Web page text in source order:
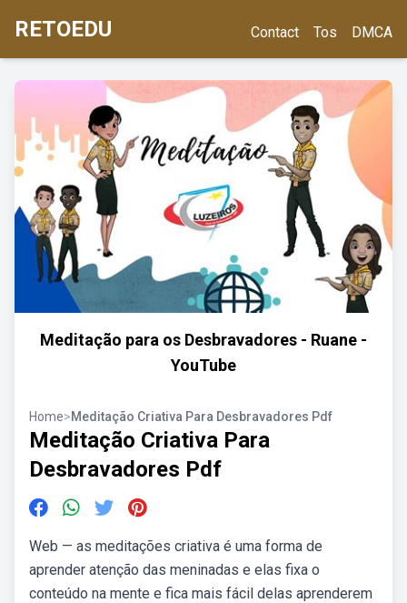
RETOEDU Contact Tos DMCA
Meditação para os Desbravadores - Ruane -
YouTube
Home>Meditação Criativa Para Desbravadores Pdf
Meditação Criativa Para
Desbravadores Pdf
Web — as meditações criativa é uma forma de
aprender atenção das meninadas e elas fixa o
conteúdo na mente e fica mais fácil delas aprenderem